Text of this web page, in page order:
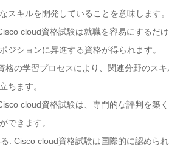
スキルを開発していることを意味します。
cloud資格試験は就職を容易にするだ
ジションに昇進する資格が得られます。
格の学習プロセスにより、関連分野のス
ちます。
cloud資格試験は、専門的な評判を築
できます。
: Cisco cloud資格試験は国際的に認めら